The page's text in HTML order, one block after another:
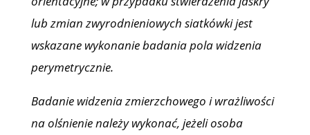
lub zmian zwyrodnieniowych siatkówki jest
wskazane wykonanie badania pola widzenia
perymetrycznie.
Badanie widzenia zmierzchowego i wrażliwości
na olśnienie należy wykonać, jeżeli osoba